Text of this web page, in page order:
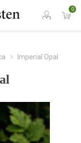
0
Imperial Opal